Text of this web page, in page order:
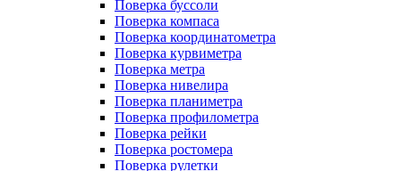
Поверка буссоли
Поверка компаса
Поверка координатометра
Поверка курвиметра
Поверка метра
Поверка нивелира
Поверка планиметра
Поверка профилометра
Поверка рейки
Поверка ростомера
Поверка рулетки